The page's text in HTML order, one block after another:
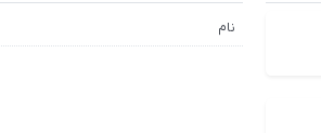
نام